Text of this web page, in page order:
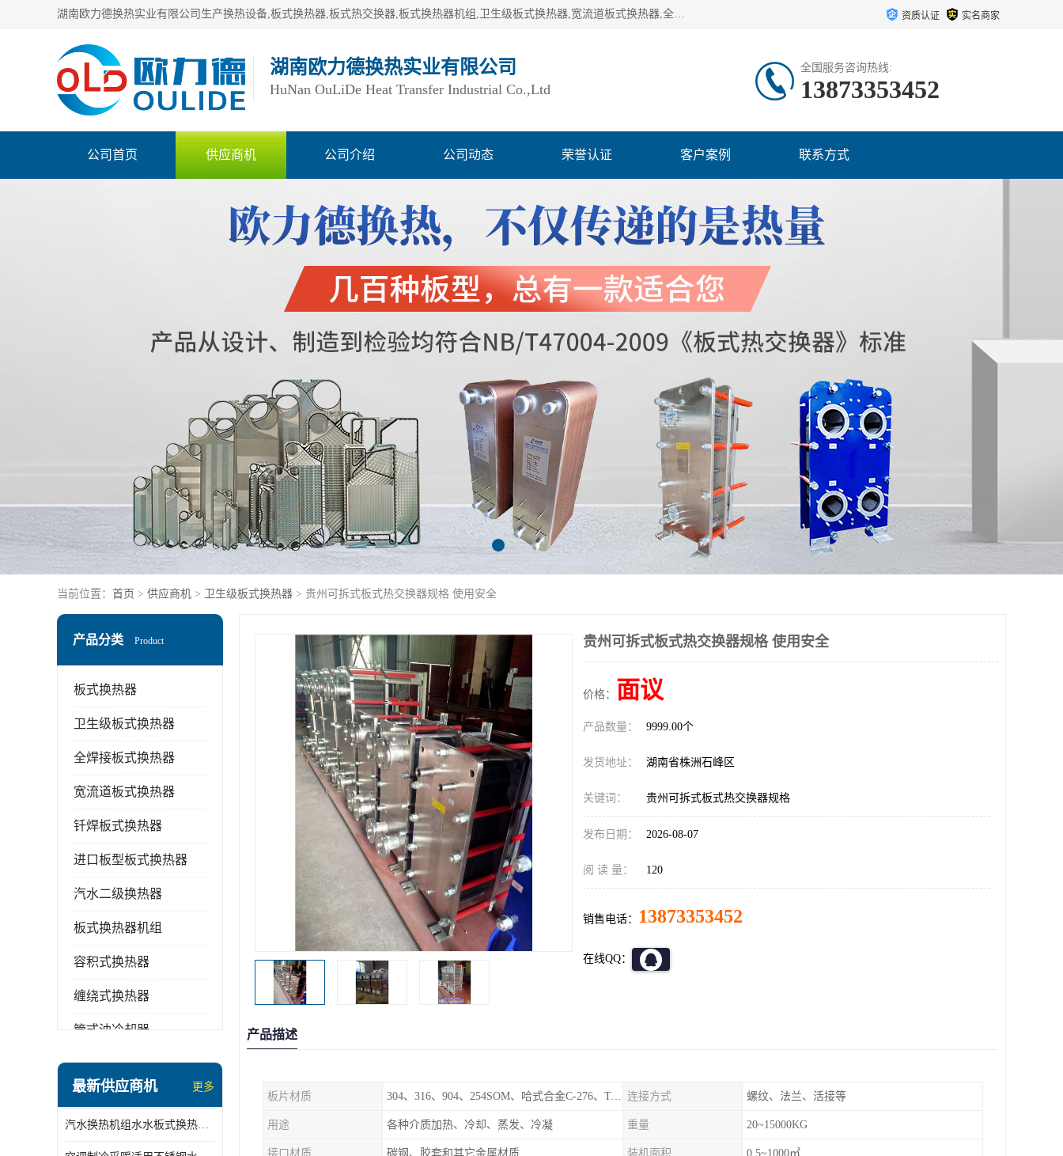
湖南欧力德换热实业有限公司生产换热设备,板式换热器,板式热交换器,板式换热器机组,卫生级板式换热器,宽流道板式换热器,全焊接板式换热器,钎焊板式换热器,钛材板式换热器,容积式换热器,盘管换热,不锈钢水箱,定压补水机组,变频供水机组等,用户覆盖：湖南、湖北、广西、广东、海南、云南、贵州等全国各地。 资质认证 实名商家
湖南欧力德换热实业有限公司
HuNan OuLiDe Heat Transfer Industrial Co.,Ltd
全国服务咨询热线:
13873353452
公司首页 供应商机 公司介绍 公司动态 荣誉认证 客户案例 联系方式
当前位置： 首页 > 供应商机 > 卫生级板式换热器 > 贵州可拆式板式热交换器规格 使用安全
产品分类 Product
板式换热器
卫生级板式换热器
全焊接板式换热器
宽流道板式换热器
钎焊板式换热器
进口板型板式换热器
汽水二级换热器
板式换热器机组
容积式换热器
缠绕式换热器
管式油冷却器
盘管换热
变频供水机组
最新供应商机 更多
汽水换热机组水水板式换热机组板式热交换机组厂家专业定制
贵州可拆式板式热交换器规格 使用安全
价格： 面议
产品数量： 9999.00个
发货地址： 湖南省株洲石峰区
关键词： 贵州可拆式板式热交换器规格
发布日期： 2026-08-07
阅 读 量： 120
销售电话： 13873353452
在线QQ：
产品描述
板片材质 304、316、904、254SOM、哈式合金C-276、TA1等 连接方式 螺纹、法兰、活接等
用途 各种介质加热、冷却、蒸发、冷凝 重量 20~15000KG
接口材质 碳钢、胶套和其它金属材质 装机面积 0.5~1000㎡